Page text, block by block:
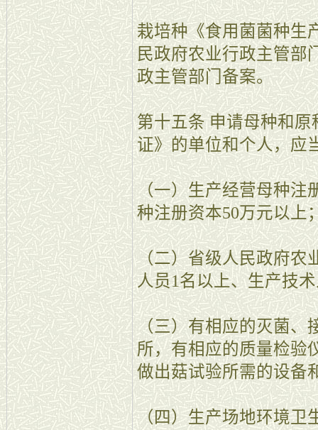
栽培种《食用菌菌种生
民政府农业行政主管部
政主管部门备案。
第十五条 申请母种和
证》的单位和个人，应
（一）生产经营母种注
种注册资本50万元以上
（二）省级人民政府农
人员1名以上、生产技
（三）有相应的灭菌、
所，有相应的质量检验
做出菇试验所需的设备
（四）生产场地环境卫